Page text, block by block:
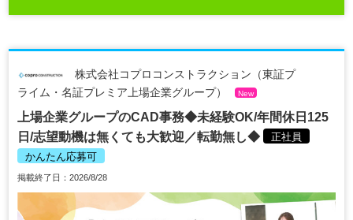
株式会社コプロコンストラクション（東証プ
ライム・名証プレミア上場企業グループ）
New
上場企業グループのCAD事務◆未経験OK/年間休日125
日/志望動機は無くても大歓迎／転勤無し◆
正社員
かんたん応募可
掲載終了日：2026/8/28